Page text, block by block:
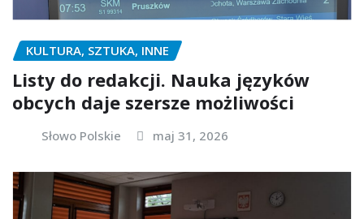
KULTURA, SZTUKA, INNE
Listy do redakcji. Nauka języków
obcych daje szersze możliwości
Słowo Polskie maj 31, 2026